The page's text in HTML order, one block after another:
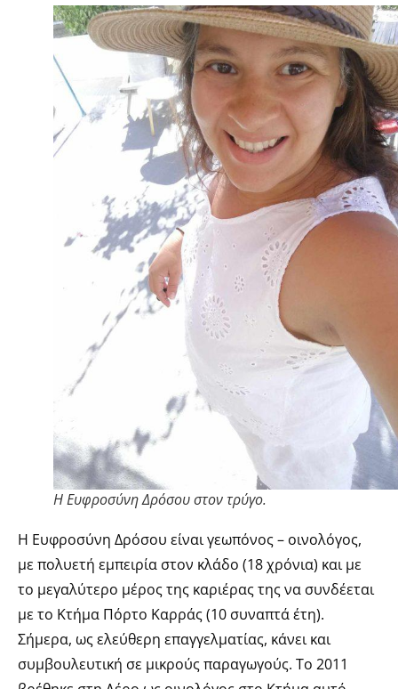
Η Ευφροσύνη Δρόσου στον τρύγο.
Η Ευφροσύνη Δρόσου είναι γεωπόνος – οινολόγος,
με πολυετή εμπειρία στον κλάδο (18 χρόνια) και με
το μεγαλύτερο μέρος της καριέρας της να συνδέεται
με το Κτήμα Πόρτο Καρράς (10 συναπτά έτη).
Σήμερα, ως ελεύθερη επαγγελματίας, κάνει και
συμβουλευτική σε μικρούς παραγωγούς. Το 2011